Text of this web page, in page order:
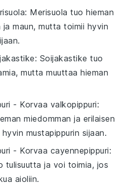
: Merisuola tuo hieman
ja maun, mutta toimii hyvin
: Soijakastike tuo
mutta muuttaa hieman
- Korvaa valkopippuri:
miedomman ja erilaisen
mustapippurin sijaan.
- Korvaa cayennepippuri:
tulisuutta ja voi toimia, jos
aioliin.